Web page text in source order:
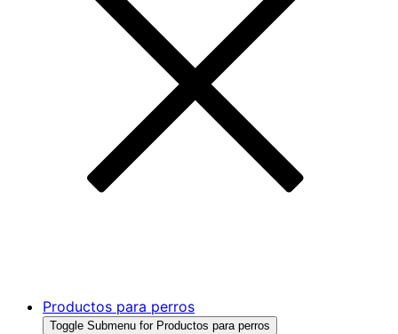
Productos para perros
Toggle Submenu for Productos para perros